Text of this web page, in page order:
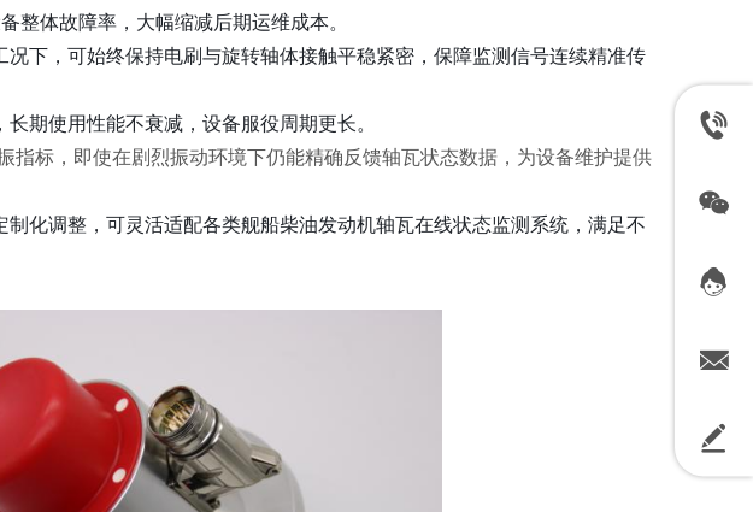
整体故障率，大幅缩减后期运维成本。
下，可始终保持电刷与旋转轴体接触平稳紧密，保障监测信号连续精准传
期使用性能不衰减，设备服役周期更长。
指标，即使在剧烈振动环境下仍能精确反馈轴瓦状态数据，为设备维护提供
化调整，可灵活适配各类舰船柴油发动机轴瓦在线状态监测系统，满足不